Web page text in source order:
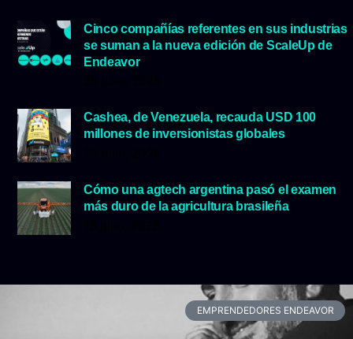
Cinco compañías referentes en sus industrias
se suman a la nueva edición de ScaleUp de
Endeavor
Cashea, de Venezuela, recauda USD 100
millones de inversionistas globales
Cómo una agtech argentina pasó el examen
más duro de la agricultura brasileña
EMPRENDEDORES ENDEAVOR